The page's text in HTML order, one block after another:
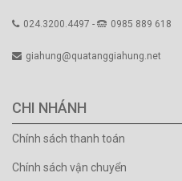
024.3200.4497 - 0985 889 618
giahung@quatanggiahung.net
CHI NHÁNH
Chính sách thanh toán
Chính sách vận chuyển